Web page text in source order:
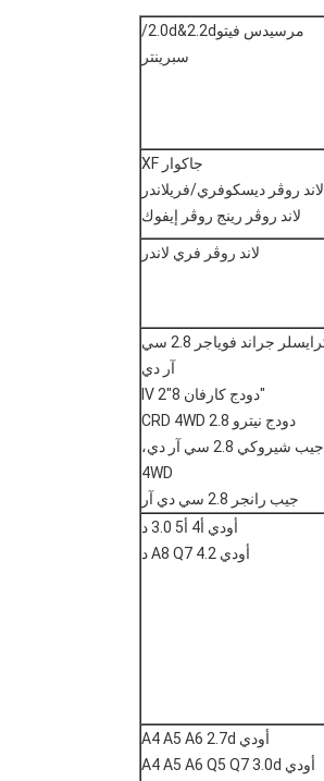
مرسيدس فيتو2.0d&2.2d/
سبرينتر
جاكوار XF
لاند روڤر ديسكوفري/فريلاندر
لاند روڤر رينج روڤر إيفوك
لاند روڤر فري لاندر
كرايسلر جراند فوياجر 2.8 سي
آر دي
"دودج كارفان IV 2"8
دودج نيترو 2.8 CRD 4WD
جيب شيروكي 2.8 سي آر دي،
4WD
جيب رانجر 2.8 سي دي آر
أودي أ4 أ5 3.0 د
أودي A8 Q7 4.2 د
أودي A4 A5 A6 2.7d
أودي A4 A5 A6 Q5 Q7 3.0d